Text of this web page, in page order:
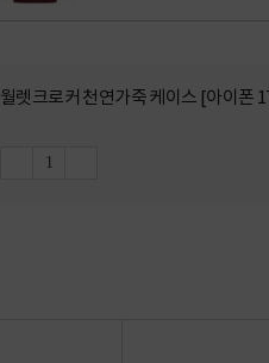
월렛크로커 천연가죽 케이스 [아이폰